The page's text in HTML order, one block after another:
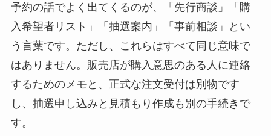
予約の話でよく出てくるのが、「先行商談」「購
入希望者リスト」「抽選案内」「事前相談」とい
う言葉です。ただし、これらはすべて同じ意味で
はありません。販売店が購入意思のある人に連絡
するためのメモと、正式な注文受付は別物です
し、抽選申し込みと見積もり作成も別の手続きで
す。